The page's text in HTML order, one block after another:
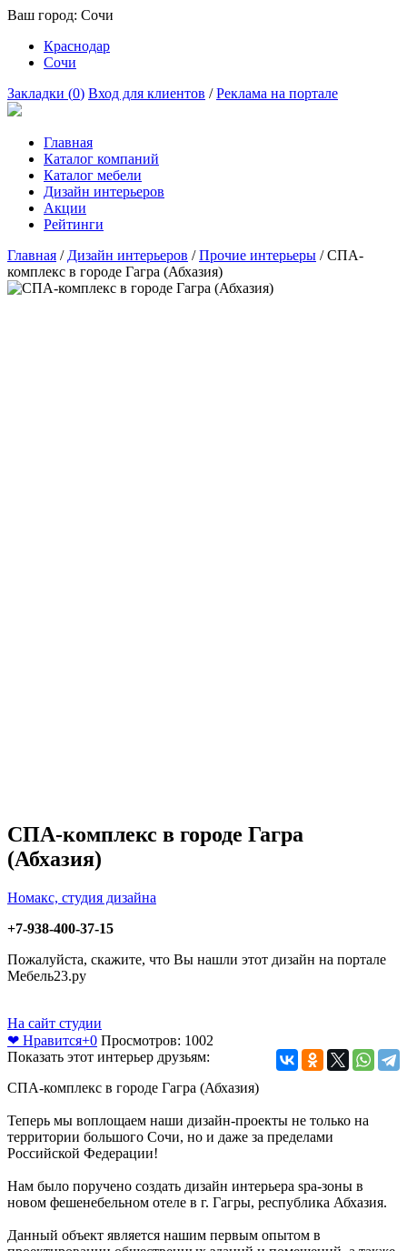
Ваш город: Сочи
Краснодар
Сочи
Закладки (0) Вход для клиентов /Реклама на портале
Главная
Каталог компаний
Каталог мебели
Дизайн интерьеров
Акции
Рейтинги
Главная / Дизайн интерьеров /Прочие интерьеры /СПА-
комплекс в городе Гагра (Абхазия)
СПА-комплекс в городе Гагра
(Абхазия)
Номакс, студия дизайна
+7-938-400-37-15
Пожалуйста, скажите, что Вы нашли этот дизайн на портале
Мебель23.ру
На сайт студии
❤ Нравится+0 Просмотров: 1002
Показать этот интерьер друзьям:
СПА-комплекс в городе Гагра (Абхазия)
Теперь мы воплощаем наши дизайн-проекты не только на
территории большого Сочи, но и даже за пределами
Российской Федерации!
Нам было поручено создать дизайн интерьера spa-зоны в
новом фешенебельном отеле в г. Гагры, республика Абхазия.
Данный объект является нашим первым опытом в